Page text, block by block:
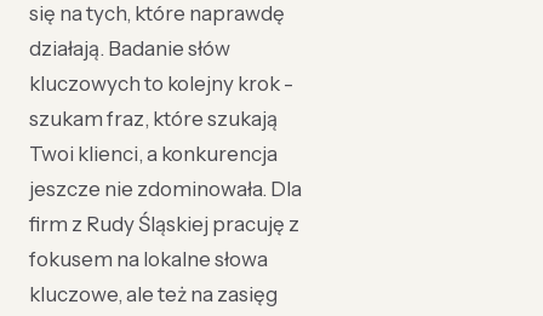
się na tych, które naprawdę
działają. Badanie słów
kluczowych to kolejny krok -
szukam fraz, które szukają
Twoi klienci, a konkurencja
jeszcze nie zdominowała. Dla
firm z Rudy Śląskiej pracuję z
fokusem na lokalne słowa
kluczowe, ale też na zasięg